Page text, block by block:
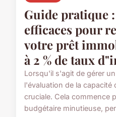
Guide pratique
efficaces pour
votre prêt
à 2 % de taux
Lorsqu'il s'agit de gérer
l'évaluation de la capacité
cruciale. Cela commence
budgétaire minutieuse,